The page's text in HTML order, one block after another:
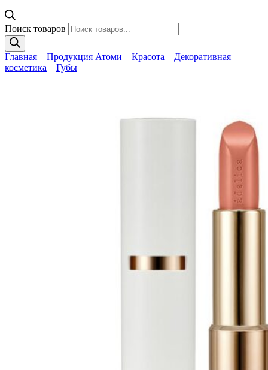
Поиск товаров
Главная Продукция Атоми Красота
Декоративная
косметика
Губы